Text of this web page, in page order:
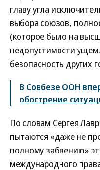
главу угла
выбора союзов,
(которое было на
недопустимости
безопасность других
В Совбезе ООН
обострение
По словам Сергея
пытаются «даже не
полному забвению»
международного